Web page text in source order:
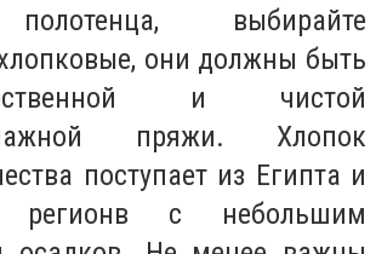
выбирайте
они должны быть
и чистой
пряжи. Хлопок
поступает из Египта и
с небольшим